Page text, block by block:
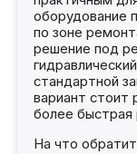
оборудование
по зоне
решение под
стандартной
вариант стоит
более быстрая
На что